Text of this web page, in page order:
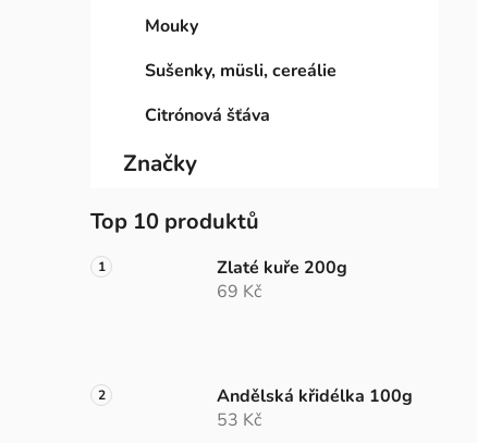
Mouky
Sušenky, müsli, cereálie
Citrónová šťáva
Značky
Top 10 produktů
Zlaté kuře 200g
69 Kč
Andělská křidélka 100g
53 Kč